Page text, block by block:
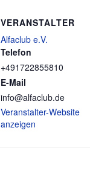
VERANSTALTER
Alfaclub e.V.
Telefon
+491722855810
E-Mail
info@alfaclub.de
Veranstalter-Website
anzeigen